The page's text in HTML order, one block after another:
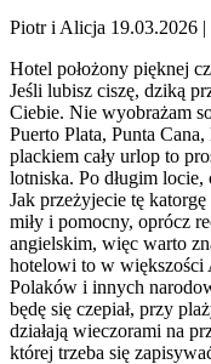
Piotr i Alicja 19.03.2026
Hotel położony pięknej
Jeśli lubisz ciszę, dziką
Ciebie. Nie wyobrażam
Puerto Plata, Punta
plackiem cały urlop to
lotniska. Po długim
Jak przeżyjecie tę
miły i pomocny, oprócz
angielskim, więc warto
hotelowi to w większości
Polaków i innych
będę się czepiał, przy
działają wieczorami na
której trzeba się